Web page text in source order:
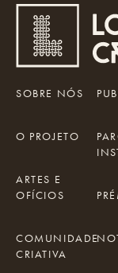
SOBRE NÓS
O PROJETO
ARTES E
OFÍCIOS
COMUNIDADE
CRIATIVA